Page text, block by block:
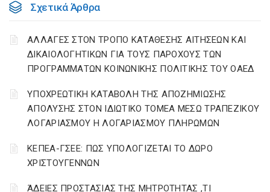
Σχετικά Άρθρα
ΑΛΛΑΓΕΣ ΣΤΟΝ ΤΡΟΠΟ ΚΑΤΑΘΕΣΗΣ ΑΙΤΗΣΕΩΝ ΚΑΙ
ΔΙΚΑΙΟΛΟΓΗΤΙΚΩΝ ΓΙΑ ΤΟΥΣ ΠΑΡΟΧΟΥΣ ΤΩΝ
ΠΡΟΓΡΑΜΜΑΤΩΝ ΚΟΙΝΩΝΙΚΗΣ ΠΟΛΙΤΙΚΗΣ ΤΟΥ ΟΑΕΔ
YΠΟΧΡΕΩΤΙΚΗ ΚΑΤΑΒΟΛΗ ΤΗΣ ΑΠΟΖΗΜΙΩΣΗΣ
ΑΠΟΛΥΣΗΣ ΣΤΟΝ ΙΔΙΩΤΙΚΟ ΤΟΜΕΑ ΜΕΣΩ ΤΡΑΠΕΖΙΚΟΥ
ΛΟΓΑΡΙΑΣΜΟΥ Η ΛΟΓΑΡΙΑΣΜΟΥ ΠΛΗΡΩΜΩΝ
ΚΕΠΕΑ-ΓΣΕΕ: ΠΩΣ ΥΠΟΛΟΓΙΖΕΤΑΙ ΤΟ ΔΩΡΟ
ΧΡΙΣΤΟΥΓΕΝΝΩΝ
ΆΔΕΙΕΣ ΠΡΟΣΤΑΣΙΑΣ ΤΗΣ ΜΗΤΡΟΤΗΤΑΣ ,ΤΙ